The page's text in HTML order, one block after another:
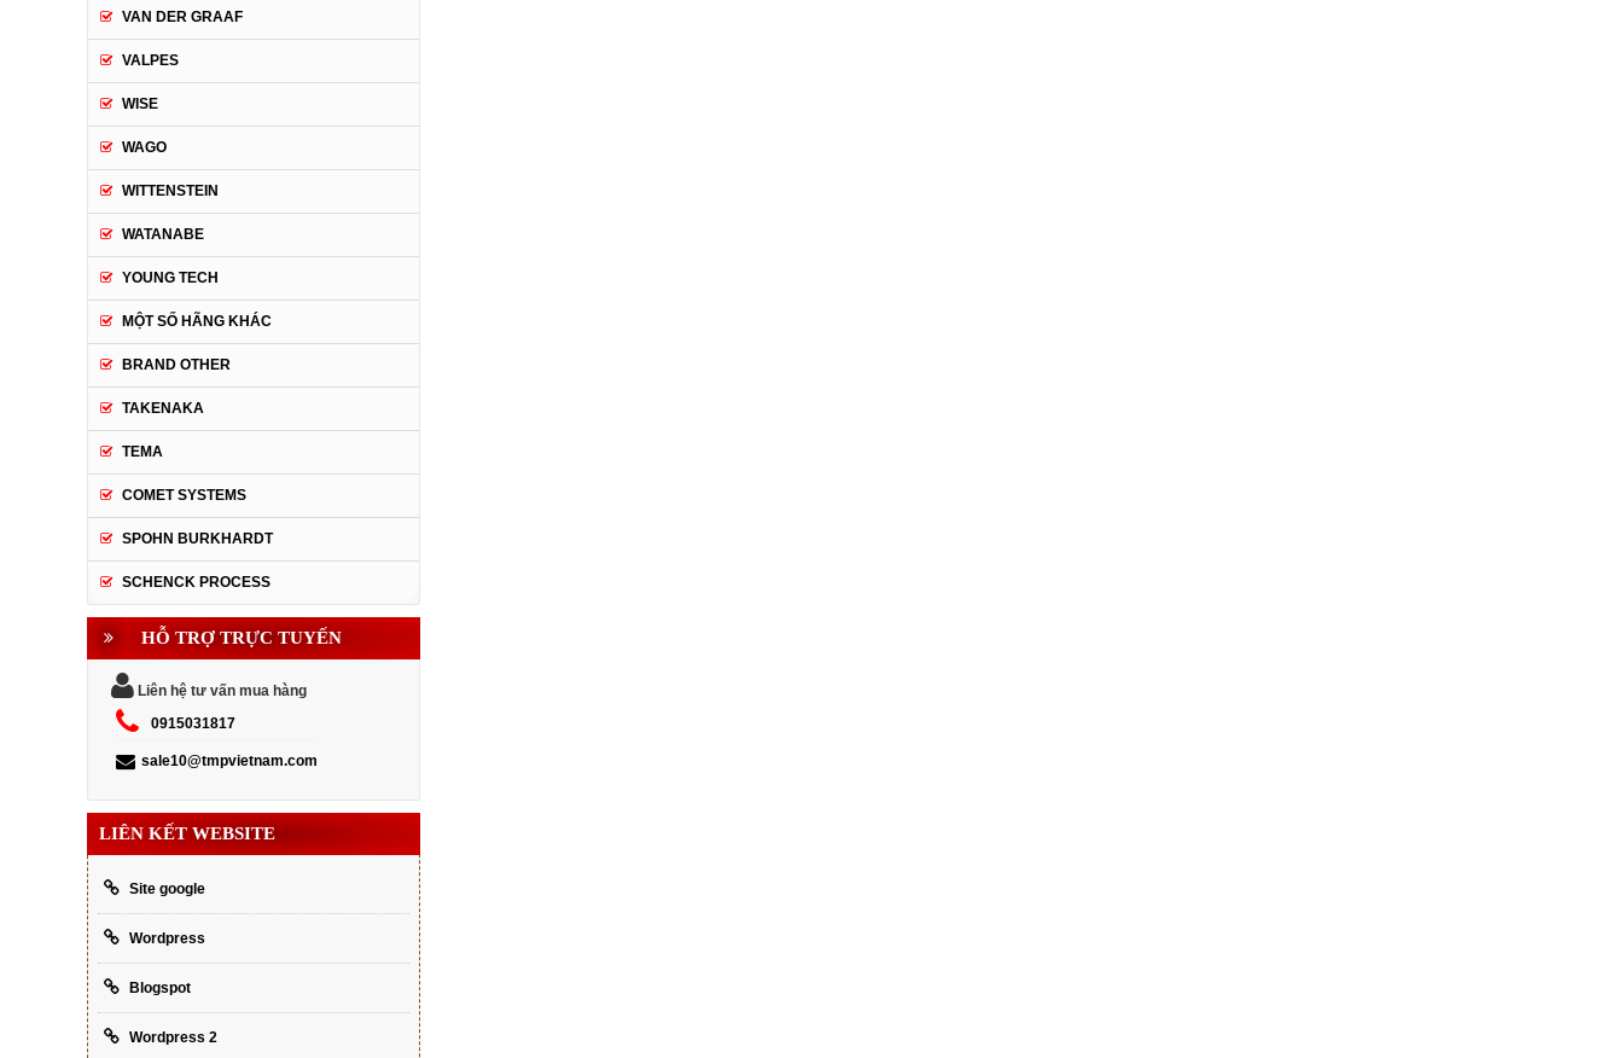
VAN DER GRAAF
VALPES
WISE
WAGO
WITTENSTEIN
WATANABE
YOUNG TECH
MỘT SỐ HÃNG KHÁC
BRAND OTHER
TAKENAKA
TEMA
COMET SYSTEMS
SPOHN BURKHARDT
SCHENCK PROCESS
HỖ TRỢ TRỰC TUYẾN
Liên hệ tư vấn mua hàng
0915031817
sale10@tmpvietnam.com
LIÊN KẾT WEBSITE
Site google
Wordpress
Blogspot
Wordpress 2